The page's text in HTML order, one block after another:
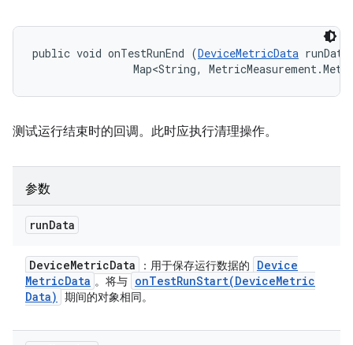
public void onTestRunEnd (DeviceMetricData
Map<String,
测试运行结束时的回调。此时应执行清理操作。
参数
runData
DeviceMetricData ：用于保存运行数据的
Device
MetricData 。将与 onTestRunStart(DeviceMetric
Data)
期间的对象相同。